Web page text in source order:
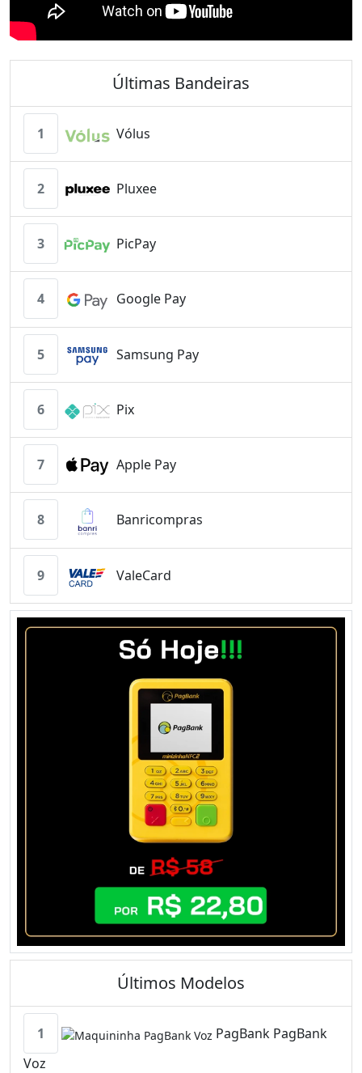
Últimas Bandeiras
1 Vólus
2 Pluxee
3 PicPay
4 Google Pay
5 Samsung Pay
6 Pix
7 Apple Pay
8 Banricompras
9 ValeCard
Últimos Modelos
1
PagBank PagBank
Voz